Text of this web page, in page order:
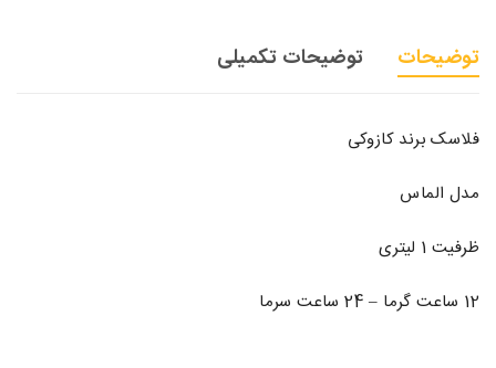
توضیحات توضیحات تکمیلی
فلاسک برند کازوکی
مدل الماس
ظرفیت 1 لیتری
12 ساعت گرما – 24 ساعت سرما